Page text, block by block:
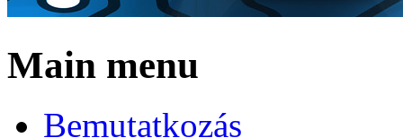
Main menu
Bemutatkozás